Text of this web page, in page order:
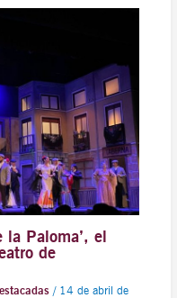
la Paloma’, el
de
/ 14 de abril de